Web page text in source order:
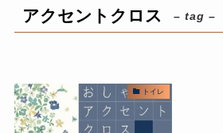
アクセントクロス – tag –
トイレ